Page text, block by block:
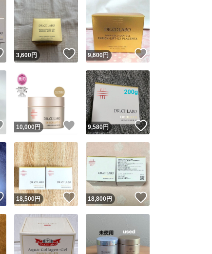
いいね！
3,600円 いいね！
9,600円 いいね！
いいね！
10,000円 いいね！
9,580円 いいね！
いいね！
18,500円 いいね！
18,800円